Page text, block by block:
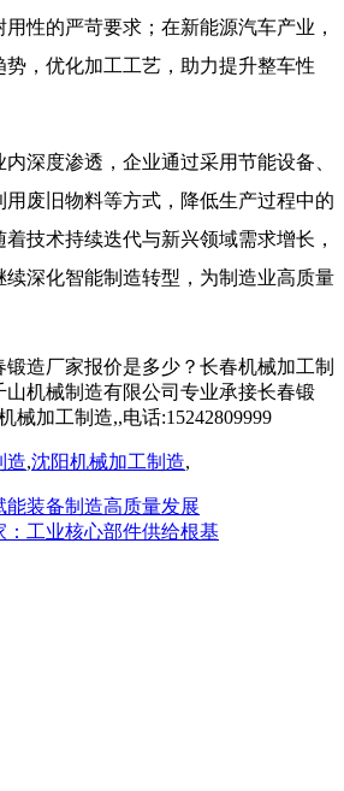
性的严苛要求；在新能源汽车产业，
势，优化加工工艺，助力提升整车性
深度渗透，企业通过采用节能设备、
废旧物料等方式，降低生产过程中的
技术持续迭代与新兴领域需求增长，
深化智能制造转型，为制造业高质量
造厂家报价是多少？长春机械加工制
机械制造有限公司专业承接长春锻
械加工制造,,电话:15242809999
造,沈阳机械加工制造,
能装备制造高质量发展
：工业核心部件供给根基